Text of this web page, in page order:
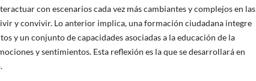
con escenarios cada vez más cambiantes y complejos en las
y convivir. Lo anterior implica, una formación ciudadana integre
y un conjunto de capacidades asociadas a la educación de la
y sentimientos. Esta reflexión es la que se desarrollará en